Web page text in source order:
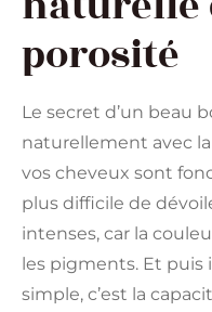
porosité
Le secret d’un beau
naturellement avec
vos cheveux sont
plus difficile de
intenses, car la
les pigments. Et puis
simple, c’est la